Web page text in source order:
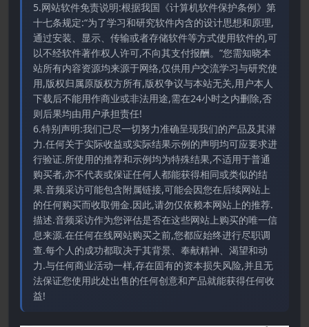
5.网站软件免责说明:根据我国《计算机软件保护条例》第
十七条规定:“为了学习和研究软件内含的设计思想和原理,
通过安装、显示、传输或者存储软件等方式使用软件的,可
以不经软件著作权人许可,不向其支付报酬。”您需知晓本
站所有内容资源均来源于网络,仅供用户交流学习与研究使
用,版权归属原版权方所有,版权争议与本站无关,用户本人
下载后不能用作商业或非法用途,需在24小时之内删除,否
则后果均由用户承担责任!
6.特别声明:我们已尽一切努力准确呈现我们的产品及其潜
力.任何关于实际收益或实际结果示例的声明均可应要求进
行验证.所使用的推荐和示例均为特殊结果,不适用于普通
购买者,亦不代表或保证任何人都能获得相同或类似的结
果.音频采访可能包含附属链接,可能会因您在后续网站上
的任何购买而收取佣金.因此,请勿仅依赖本网站上的推荐.
描述.音频采访作为您评估是否在这些网站上购买的唯一信
息来源.在任何在线网站购买之前,您都应始终进行尽职调
查.每个人的成功都取决于其背景、奉献精神、渴望和动
力.与任何商业活动一样,存在固有的资本损失风险,并且无
法保证您使用此处出售的任何创意和产品就能获得任何收
益!